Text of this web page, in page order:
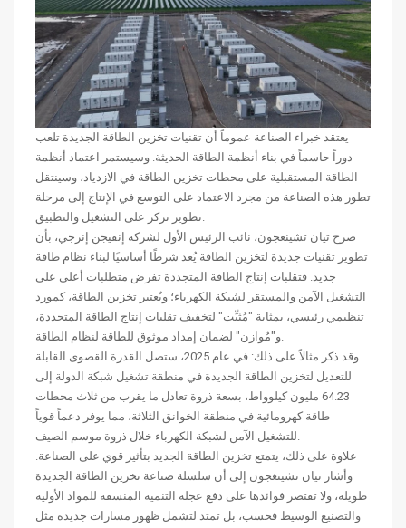
يعتقد خبراء الصناعة عموماً أن تقنيات تخزين الطاقة الجديدة تلعب
دوراً حاسماً في بناء أنظمة الطاقة الحديثة. وسيستمر اعتماد أنظمة
الطاقة المستقبلية على محطات تخزين الطاقة في الازدياد، وسينتقل
تطور هذه الصناعة من مجرد الاعتماد على التوسع في الإنتاج إلى مرحلة
تطوير تركز على التشغيل والتطبيق.
صرح تيان تشينغجون، نائب الرئيس الأول لشركة إنفيجن إنرجي، بأن
تطوير تقنيات جديدة لتخزين الطاقة يُعد شرطًا أساسيًا لبناء نظام طاقة
جديد. فتقلبات إنتاج الطاقة المتجددة تفرض متطلبات أعلى على
التشغيل الآمن والمستقر لشبكة الكهرباء؛ ويُعتبر تخزين الطاقة، كمورد
تنظيمي رئيسي، بمثابة "مُثبِّت" لتخفيف تقلبات إنتاج الطاقة المتجددة،
و"مُوازن" لضمان إمداد موثوق للطاقة لنظام الطاقة.
وقد ذكر مثالاً على ذلك: في عام 2025، ستصل القدرة القصوى القابلة
للتعديل لتخزين الطاقة الجديدة في منطقة تشغيل شبكة الدولة إلى
64.23 مليون كيلوواط، بسعة ذروة تعادل ما يقرب من ثلاث محطات
طاقة كهرومائية في منطقة الخوانق الثلاثة، مما يوفر دعماً قوياً
للتشغيل الآمن لشبكة الكهرباء خلال ذروة موسم الصيف.
علاوة على ذلك، يتمتع تخزين الطاقة الجديد بتأثير قوي على الصناعة.
وأشار تيان تشينغجون إلى أن سلسلة صناعة تخزين الطاقة الجديدة
طويلة، ولا تقتصر فوائدها على دفع عجلة التنمية المنسقة للمواد الأولية
والتصنيع الوسيط فحسب، بل تمتد لتشمل ظهور مسارات جديدة مثل